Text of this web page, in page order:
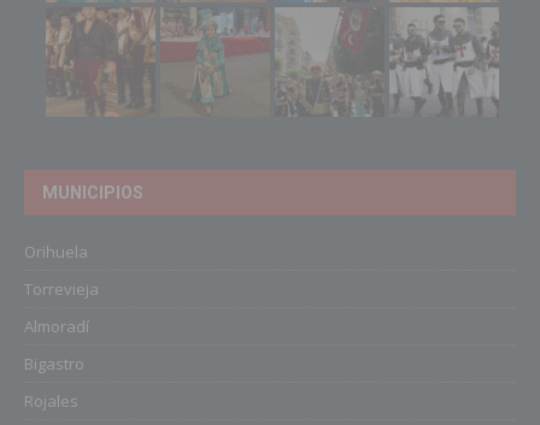
MUNICIPIOS
Orihuela
Torrevieja
Almoradí
Bigastro
Rojales